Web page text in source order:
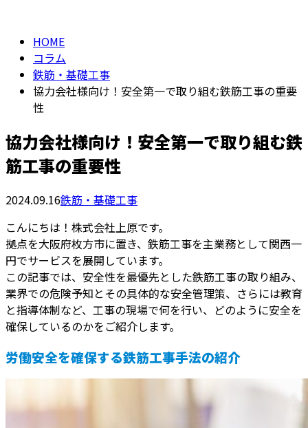
HOME
コラム
鉄筋・基礎工事
協力会社様向け！安全第一で取り組む鉄筋工事の重要
性
協力会社様向け！安全第一で取り組む鉄
筋工事の重要性
2024.09.16鉄筋・基礎工事
こんにちは！株式会社上原です。
拠点を大阪府枚方市に置き、鉄筋工事を主業務として関西一
円でサービスを展開しています。
この記事では、安全性を最優先とした鉄筋工事の取り組み、
業界での危険予知とその具体的な安全管理策、さらには教育
と指導体制など、工事の現場で何を行い、どのように安全を
確保しているのかをご紹介します。
労働安全を確保する鉄筋工事手法の紹介